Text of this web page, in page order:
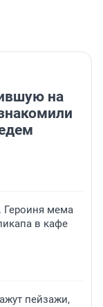
на
Героиня мема
в кафе
пейзажи,